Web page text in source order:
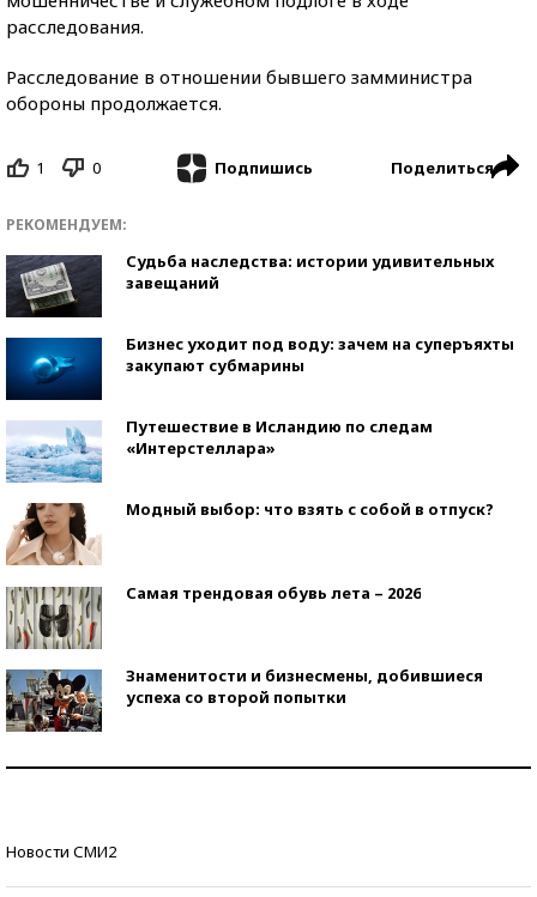
расследования.
Расследование в отношении бывшего замминистра
обороны продолжается.
1 0 Подпишись Поделиться
РЕКОМЕНДУЕМ:
Судьба наследства: истории удивительных
завещаний
Бизнес уходит под воду: зачем на суперъяхты
закупают субмарины
Путешествие в Исландию по следам
«Интерстеллара»
Модный выбор: что взять с собой в отпуск?
Самая трендовая обувь лета – 2026
Знаменитости и бизнесмены, добившиеся
успеха со второй попытки
Новости СМИ2